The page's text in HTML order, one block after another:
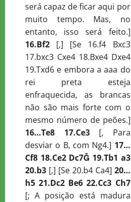
será capaz de ficar aqui por
muito tempo. Mas, no
entanto, isso será feito.]
16.Bf2 [,] [Se 16.f4 Bxc3
17.bxc3 Cxe4 18.Bxe4 Dxe4
19.Txd6 e embora a aaa do
rei preta esteja
enfraquecida, as brancas
não são mais forte com o
mesmo número de peões.]
16…Te8 17.Ce3 [, Para
desviar o B, com Ng4.] 17…
Cf8 18.Ce2 Dc7 19.Tb1 a3
20.b3 [,] [Se 20.b4 Ca4] 20…
h5 21.Dc2 Be6 22.Cc3 Ch7
[; A posição está madura